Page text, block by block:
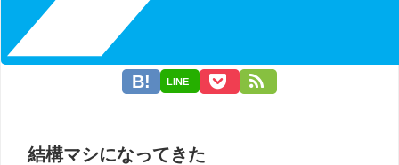
LINE
結構マシになってきた